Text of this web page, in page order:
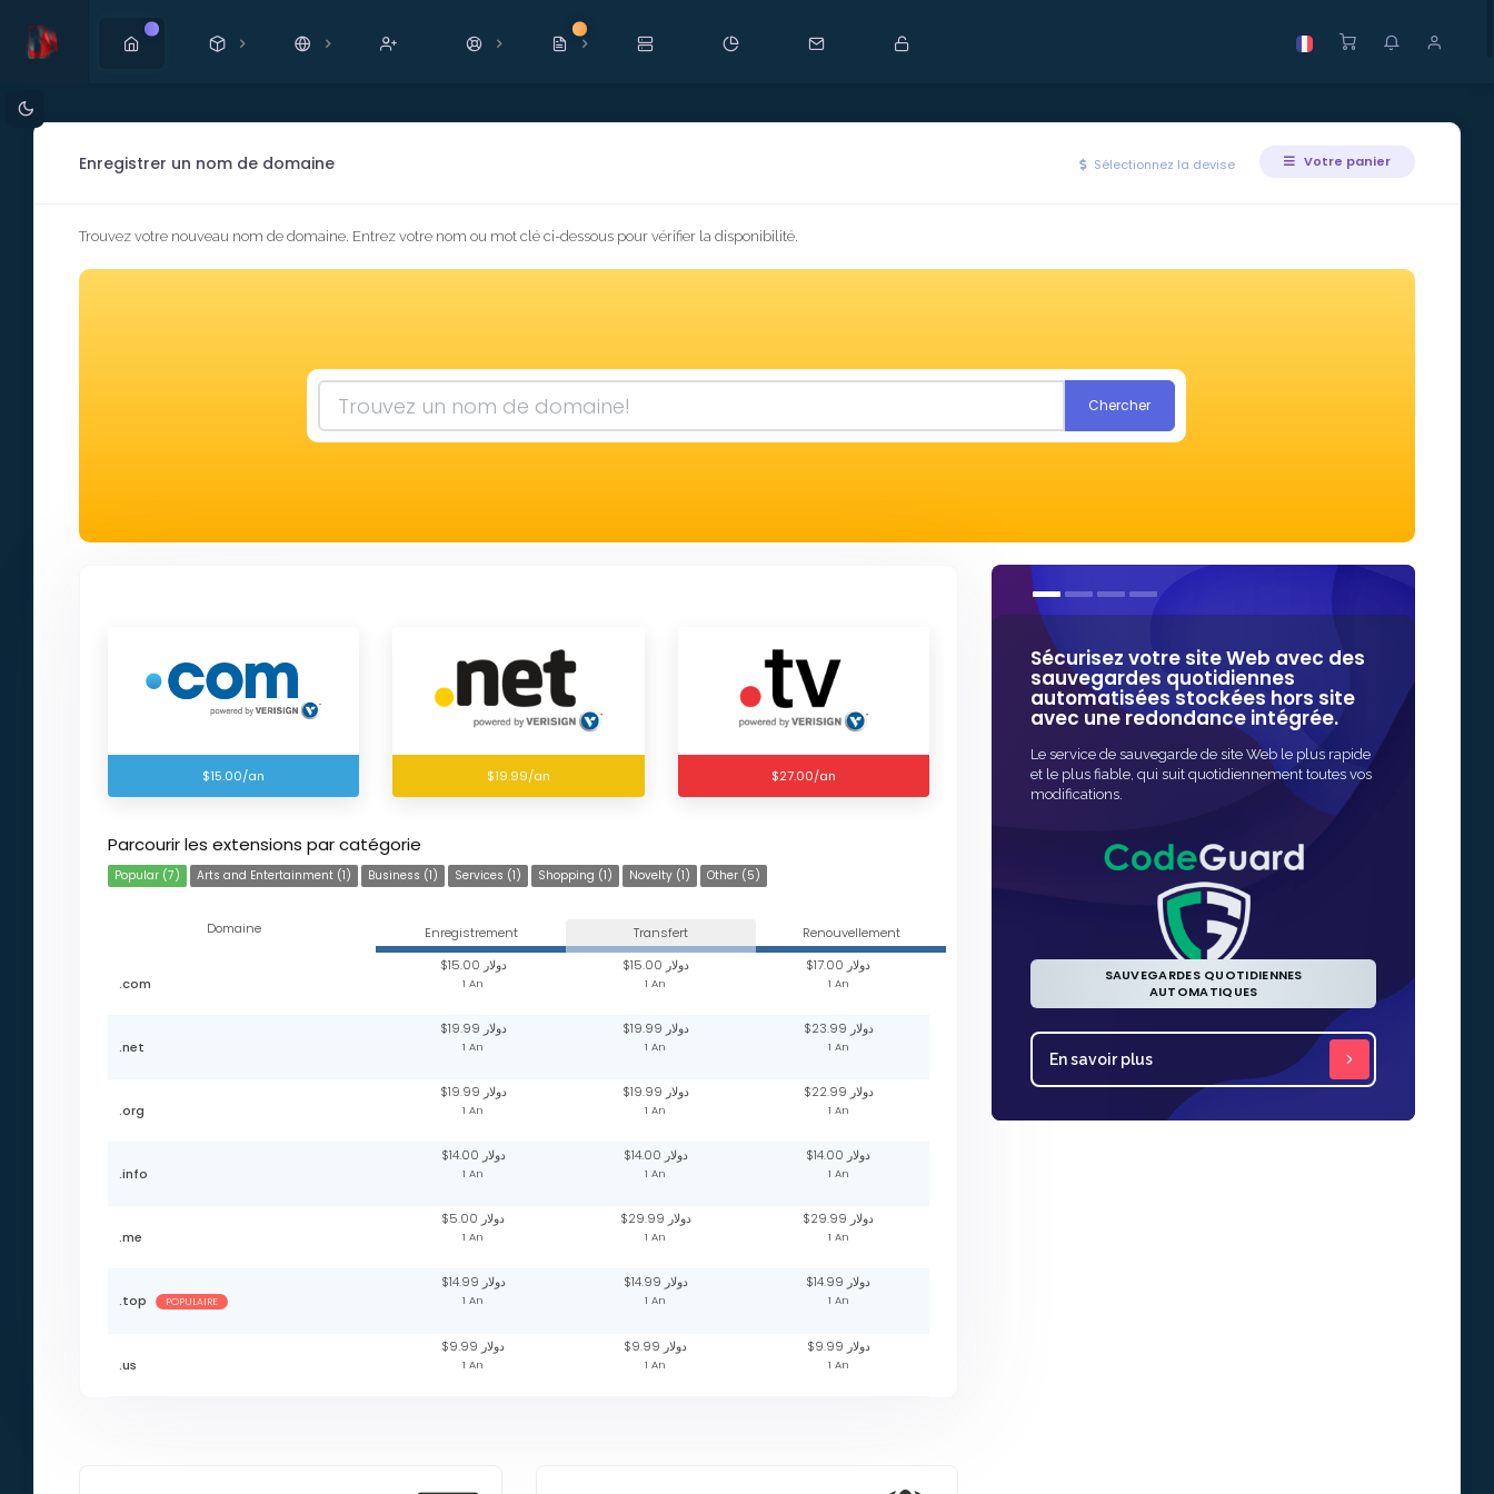
Nouveau Nouveau
Enregistrer un nom de domaine Sélectionnez la devise Votre panier
Trouvez votre nouveau nom de domaine. Entrez votre nom ou mot clé ci-dessous pour vérifier la disponibilité.
Chercher
$15.00/an $19.99/an $27.00/an
Parcourir les extensions par catégorie
Popular (7) Arts and Entertainment (1) Business (1) Services (1) Shopping (1) Novelty (1) Other (5)
Domaine Enregistrement Transfert Renouvellement
.com
$15.00 دولار
1 An
$15.00 دولار
1 An
$17.00 دولار
1 An
.net
$19.99 دولار
1 An
$19.99 دولار
1 An
$23.99 دولار
1 An
.org
$19.99 دولار
1 An
$19.99 دولار
1 An
$22.99 دولار
1 An
.info
$14.00 دولار
1 An
$14.00 دولار
1 An
$14.00 دولار
1 An
.me
$5.00 دولار
1 An
$29.99 دولار
1 An
$29.99 دولار
1 An
.top POPULAIRE
$14.99 دولار
1 An
$14.99 دولار
1 An
$14.99 دولار
1 An
.us
$9.99 دولار
1 An
$9.99 دولار
1 An
$9.99 دولار
1 An
Sécurisez votre site Web avec des
sauvegardes quotidiennes
automatisées stockées hors site
avec une redondance intégrée.
Le service de sauvegarde de site Web le plus rapide
et le plus fiable, qui suit quotidiennement toutes vos
modifications.
SAUVEGARDES QUOTIDIENNES
AUTOMATIQUES
En savoir plus
fiables
ligne.